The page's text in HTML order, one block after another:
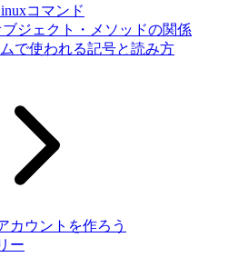
コマンド
ジェクト・メソッドの関係
で使われる記号と読み方
カウントを作ろう
ー